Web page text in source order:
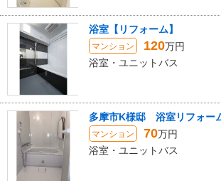
浴室【リフォーム】
マンション 120万円
浴室・ユニットバス
多摩市K様邸 浴室リフォー
マンション 70万円
浴室・ユニットバス